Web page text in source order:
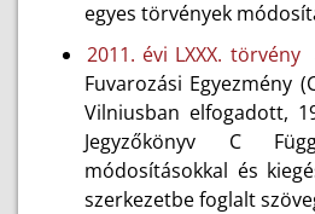
egyes törvények
2011. évi LXXX. törvény
Fuvarozási Egyezmény
Vilniusban elfogadott,
Jegyzőkönyv C
módosításokkal és
szerkezetbe foglalt